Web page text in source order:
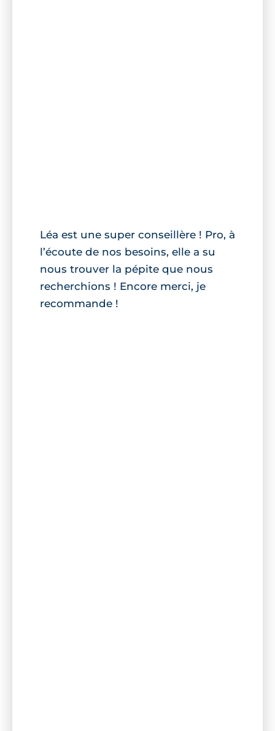
Léa est une super conseillère ! Pro, à
l’écoute de nos besoins, elle a su
nous trouver la pépite que nous
recherchions ! Encore merci, je
recommande !